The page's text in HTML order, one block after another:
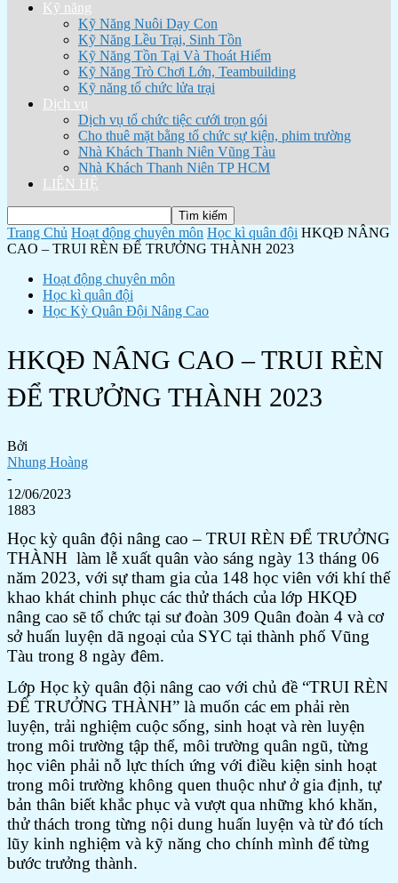
Kỹ năng
Kỹ Năng Nuôi Dạy Con
Kỹ Năng Lều Trại, Sinh Tồn
Kỹ Năng Tồn Tại Và Thoát Hiểm
Kỹ Năng Trò Chơi Lớn, Teambuilding
Kỹ năng tổ chức lửa trại
Dịch vụ
Dịch vụ tổ chức tiệc cưới trọn gói
Cho thuê mặt bằng tổ chức sự kiện, phim trường
Nhà Khách Thanh Niên Vũng Tàu
Nhà Khách Thanh Niên TP HCM
LIÊN HỆ
Trang Chủ Hoạt động chuyên môn Học kì quân đội HKQĐ NÂNG
CAO – TRUI RÈN ĐỂ TRƯỞNG THÀNH 2023
Hoạt động chuyên môn
Học kì quân đội
Học Kỳ Quân Đội Nâng Cao
HKQĐ NÂNG CAO – TRUI RÈN
ĐỂ TRƯỞNG THÀNH 2023
Bởi
Nhung Hoàng
-
12/06/2023
1883
Học kỳ quân đội nâng cao – TRUI RÈN ĐỂ TRƯỞNG
THÀNH làm lễ xuất quân vào sáng ngày 13 tháng 06
năm 2023, với sự tham gia của 148 học viên với khí thế
khao khát chinh phục các thử thách của lớp HKQĐ
nâng cao sẽ tổ chức tại sư đoàn 309 Quân đoàn 4 và cơ
sở huấn luyện dã ngoại của SYC tại thành phố Vũng
Tàu trong 8 ngày đêm.
Lớp Học kỳ quân đội nâng cao với chủ đề “TRUI RÈN
ĐỂ TRƯỞNG THÀNH” là muốn các em phải rèn
luyện, trải nghiệm cuộc sống, sinh hoạt và rèn luyện
trong môi trường tập thể, môi trường quân ngũ, từng
học viên phải nỗ lực thích ứng với điều kiện sinh hoạt
trong môi trường không quen thuộc như ở gia định, tự
bản thân biết khắc phục và vượt qua những khó khăn,
thử thách trong từng nội dung huấn luyện và từ đó tích
lũy kinh nghiệm và kỹ năng cho chính mình để từng
bước trưởng thành.